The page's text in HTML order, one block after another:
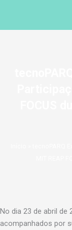
o
No dia 23 de abril de
acompanhados por